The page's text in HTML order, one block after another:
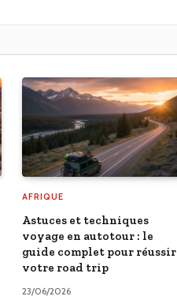
AFRIQUE
Astuces et techniques
voyage en autotour : le
guide complet pour réussir
votre road trip
23/06/2026